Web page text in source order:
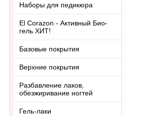
Наборы для педикюра
El Corazon - Активный Био-
гель ХИТ!
Базовые покрытия
Верхние покрытия
Разбавление лаков,
обезжиривание ногтей
Гель-лаки